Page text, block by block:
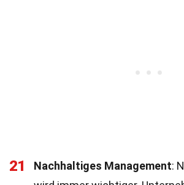
21 Nachhaltiges Management: